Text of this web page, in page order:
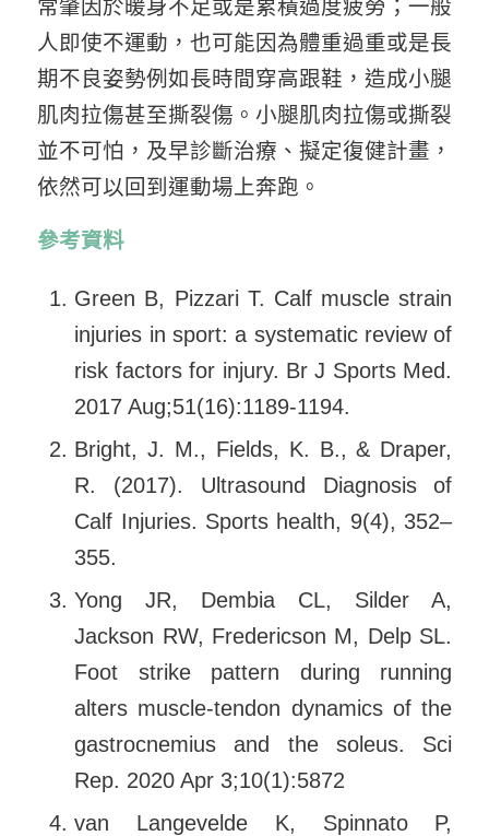
常肇因於暖身不足或是累積過度疲勞；一般
人即使不運動，也可能因為體重過重或是長
期不良姿勢例如長時間穿高跟鞋，造成小腿
肌肉拉傷甚至撕裂傷。小腿肌肉拉傷或撕裂
並不可怕，及早診斷治療、擬定復健計畫，
依然可以回到運動場上奔跑。
參考資料
Green B, Pizzari T. Calf muscle strain
injuries in sport: a systematic review of
risk factors for injury. Br J Sports Med.
2017 Aug;51(16):1189-1194.
Bright, J. M., Fields, K. B., & Draper,
R. (2017). Ultrasound Diagnosis of
Calf Injuries. Sports health, 9(4), 352–
355.
Yong JR, Dembia CL, Silder A,
Jackson RW, Fredericson M, Delp SL.
Foot strike pattern during running
alters muscle-tendon dynamics of the
gastrocnemius and the soleus. Sci
Rep. 2020 Apr 3;10(1):5872
van Langevelde K, Spinnato P,